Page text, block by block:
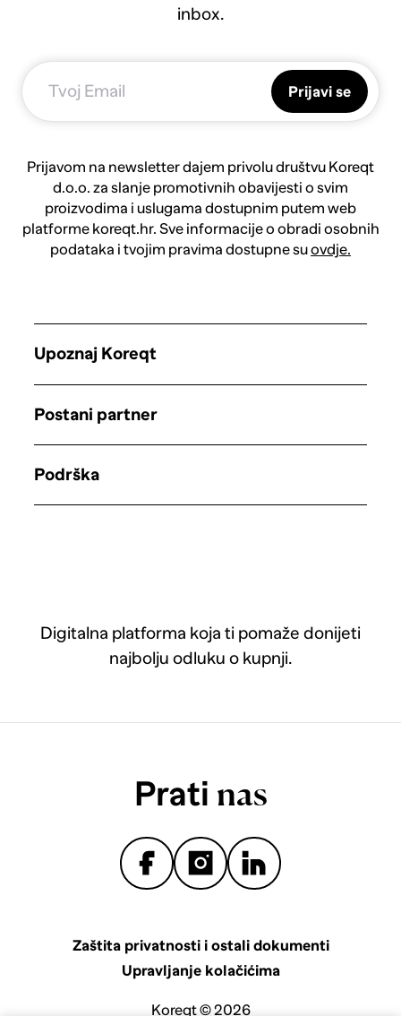
inbox.
Prijavi se
Prijavom na newsletter dajem privolu društvu Koreqt
d.o.o. za slanje promotivnih obavijesti o svim
proizvodima i uslugama dostupnim putem web
platforme koreqt.hr. Sve informacije o obradi osobnih
podataka i tvojim pravima dostupne suovdje.
Digitalna platforma koja ti pomaže donijeti
najbolju odluku o kupnji.
Upoznaj Koreqt
Postani partner
Podrška
Prati nas
Zaštita privatnosti i ostali dokumenti
Upravljanje kolačićima
Koreqt © 2026